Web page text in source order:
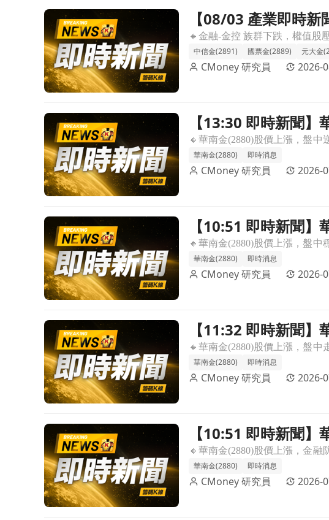
前往【08/03 產業即時新聞】金融-金控：大盤拖累類股走弱，賣
【08/03 產業即時
中信金(2891)
國票金(2889) 元大金
CMoney 研究員 2026-
前往【13:30 即時新聞】華南金(2880)股價走強攻上42.65元，受
【13:30 即時新聞
＋多頭均線結構搭配
華南金(2880)
即時消息
CMoney 研究員 2026-
前往【10:51 即時新聞】華南金(2880)股價溫和走高，金融權值穩
【10:51 即時新聞
延續支撐多方
華南金(2880)
即時消息
CMoney 研究員 2026-
前往【11:32 即時新聞】華南金(2880)股價續強至41.75元，上漲
【11:32 即時新聞
作＋主力與投信同步
華南金(2880)
即時消息
CMoney 研究員 2026-
前往【10:51 即時新聞】華南金(2880)股價續強小漲，受惠金融
【10:51 即時新聞
格局與法人買盤加溫
華南金(2880)
即時消息
CMoney 研究員 2026-